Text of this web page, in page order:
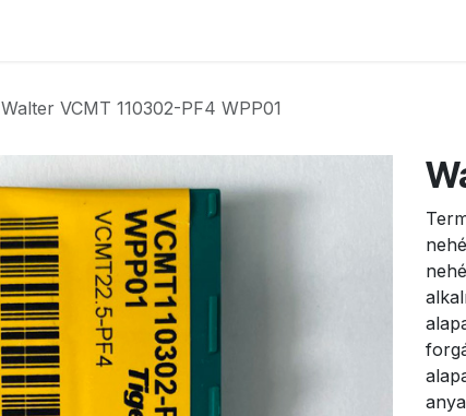
Walter VCMT 110302-PF4 WPP01